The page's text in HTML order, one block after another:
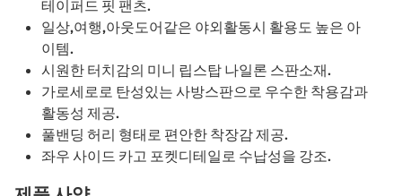
테이퍼드 핏 팬츠.
일상,여행,아웃도어같은 야외활동시 활용도 높은 아
이템.
시원한 터치감의 미니 립스탑 나일론 스판소재.
가로세로로 탄성있는 사방스판으로 우수한 착용감과
활동성 제공.
풀밴딩 허리 형태로 편안한 착장감 제공.
좌우 사이드 카고 포켓디테일로 수납성을 강조.